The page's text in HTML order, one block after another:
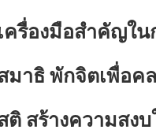
ครื่องมือสำคัญใ
มาธิ พักจิตเพื่อค
ติ สร้างความสง